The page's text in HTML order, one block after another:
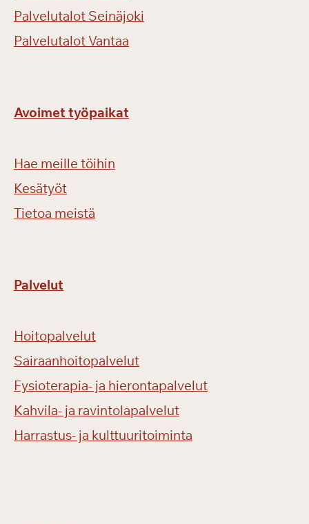
Palvelutalot Seinäjoki
Palvelutalot Vantaa
Avoimet työpaikat
Hae meille töihin
Kesätyöt
Tietoa meistä
Palvelut
Hoitopalvelut
Sairaanhoitopalvelut
Fysioterapia- ja hierontapalvelut
Kahvila- ja ravintolapalvelut
Harrastus- ja kulttuuritoiminta